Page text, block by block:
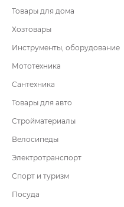
Товары для дома
Хозтовары
Инструменты, оборудование
Мототехника
Сантехника
Товары для авто
Стройматериалы
Велосипеды
Электротранспорт
Спорт и туризм
Посуда